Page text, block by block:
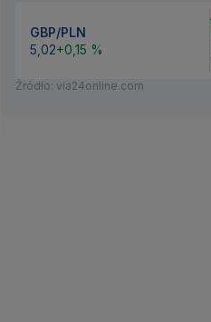
GBP/PLN
5,02+0,15 %
Źródło: via24online.com